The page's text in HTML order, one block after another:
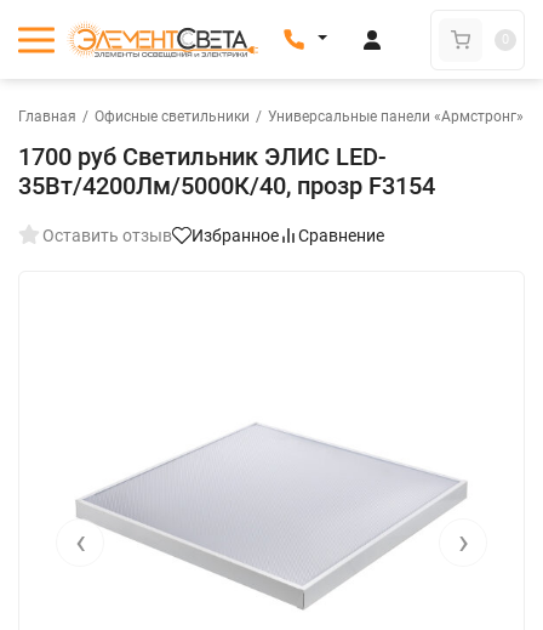
0
Главная / Офисные светильники / Универсальные панели «Армстронг»
1700 руб Светильник ЭЛИС LED-
35Вт/4200Лм/5000К/40, прозр F3154
Оставить отзыв Избранное Сравнение
‹ ›